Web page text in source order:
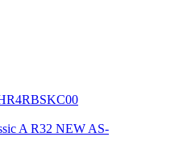
A R32 NEW AS-